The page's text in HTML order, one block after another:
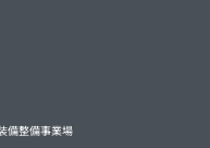
備整備事業場